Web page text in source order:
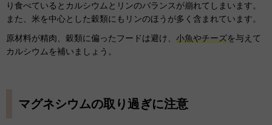
り食べているとカルシウムとリンのバランスが崩れてしまいます。
また、米を中心とした穀類にもリンのほうが多く含まれています。
原材料が精肉、穀類に偏ったフードは避け、 小魚やチーズを与えて
カルシウムを補いましょう。
マグネシウムの取り過ぎに注意